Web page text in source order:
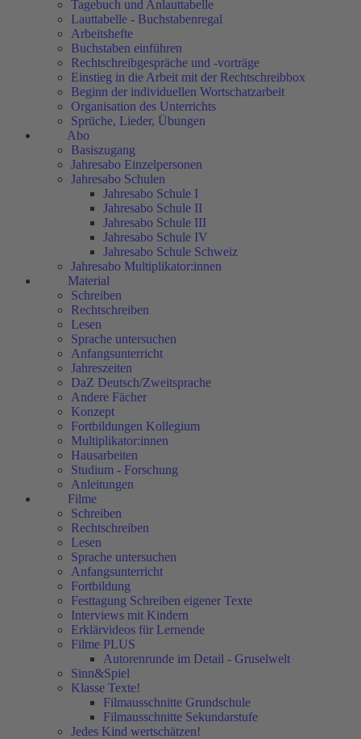
Tagebuch und Anlauttabelle
Lauttabelle - Buchstabenregal
Arbeitshefte
Buchstaben einführen
Rechtschreibgespräche und -vorträge
Einstieg in die Arbeit mit der Rechtschreibbox
Beginn der individuellen Wortschatzarbeit
Organisation des Unterrichts
Sprüche, Lieder, Übungen
Abo
Basiszugang
Jahresabo Einzelpersonen
Jahresabo Schulen
Jahresabo Schule I
Jahresabo Schule II
Jahresabo Schule III
Jahresabo Schule IV
Jahresabo Schule Schweiz
Jahresabo Multiplikator:innen
Material
Schreiben
Rechtschreiben
Lesen
Sprache untersuchen
Anfangsunterricht
Jahreszeiten
DaZ Deutsch/Zweitsprache
Andere Fächer
Konzept
Fortbildungen Kollegium
Multiplikator:innen
Hausarbeiten
Studium - Forschung
Anleitungen
Filme
Schreiben
Rechtschreiben
Lesen
Sprache untersuchen
Anfangsunterricht
Fortbildung
Festtagung Schreiben eigener Texte
Interviews mit Kindern
Erklärvideos für Lernende
Filme PLUS
Autorenrunde im Detail - Gruselwelt
Sinn&Spiel
Klasse Texte!
Filmausschnitte Grundschule
Filmausschnitte Sekundarstufe
Jedes Kind wertschätzen!